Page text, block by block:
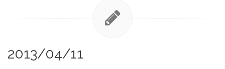
2013/04/11